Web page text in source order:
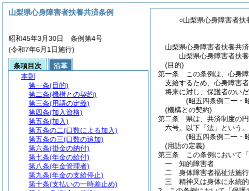
○山梨県心身障害者扶
山梨県心身障害者扶養共
山梨県心身障害者扶
(目的)
第一条
この条例は、心身
支給するため、心身障害
将来に対し、保護者のい
(昭五四条例二一・
(機構との契約)
第二条
県は、共済制度の
六号。以下「法」という
(昭五四条例二一・
(用語の定義)
第三条
この条例において
一
知的障害者
二
身体障害者福祉法施行
三
精神又は身体に永続
山梨県心身障害者扶養共済条例
昭和45年3月30日 条例第4号
(令和7年6月1日施行)
条項目次
沿革
本則
第一条(目的)
第二条(機構との契約)
第三条(用語の定義)
第四条(加入資格)
第五条(加入)
第五条の二(口数による加入)
第五条の三(口数の追加)
第六条(掛金の納付)
第七条(年金の給付)
第八条(年金管理者)
第九条(年金の支給停止)
第十条(支払いの一時差止め)